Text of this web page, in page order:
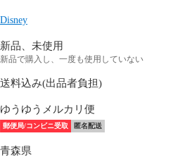
Disney
新品、未使用
新品で購入し、一度も使用していない
送料込み(出品者負担)
ゆうゆうメルカリ便
郵便局/コンビニ受取 匿名配送
青森県